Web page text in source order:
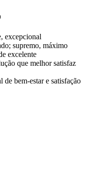
excepcional
supremo, máximo
excelente
que melhor satisfaz
de bem-estar e satisfação